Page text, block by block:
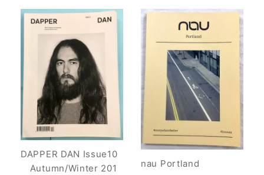
DAPPER DAN Issue10
Autumn/Winter 201
nau Portland